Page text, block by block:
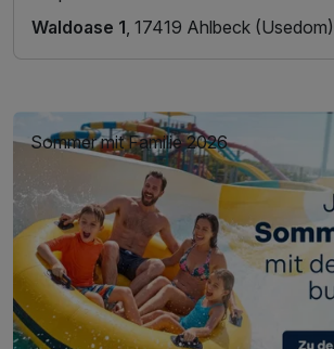
Waldoase 1, 17419 Ahlbeck
Sommer mit Familie 2026